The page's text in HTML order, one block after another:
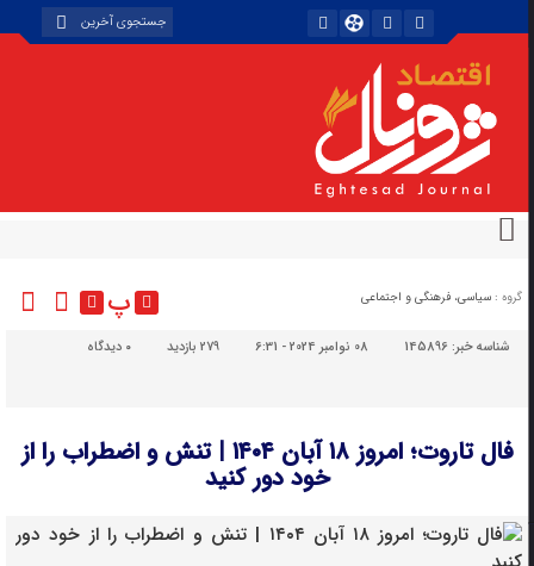
گروه : سیاسی، فرهنگی و اجتماعی پ
شناسه خبر:145896 08 نوامبر 2024 - 6:31 279 بازدید دیدگاه
فال تاروت؛ امروز ۱۸ آبان ۱۴۰۴ | تنش و اضطراب را از
خود دور کنید